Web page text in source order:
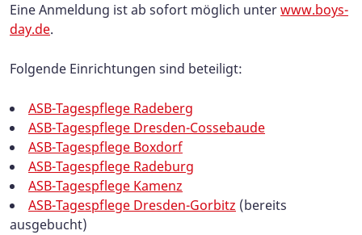
Eine Anmeldung ist ab sofort möglich unterwww.boys-
day.de.
Folgende Einrichtungen sind beteiligt:
ASB-Tagespflege Radeberg
ASB-Tagespflege Dresden-Cossebaude
ASB-Tagespflege Boxdorf
ASB-Tagespflege Radeburg
ASB-Tagespflege Kamenz
ASB-Tagespflege Dresden-Gorbitz (bereits
ausgebucht)